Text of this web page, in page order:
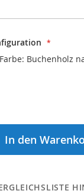
Buchenholz
In den